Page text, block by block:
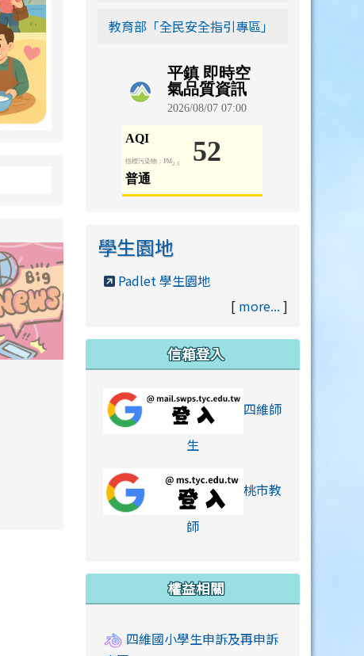
xiaohongshu.html
xiaohongshu.html
教育部「全民安全指引專區」
學生園地
Padlet 學生園地
[ more... ]
信箱登入
四維師
生link to https://
桃市教
師link to https://
權益相關
四維國小學生申訴及再申訴